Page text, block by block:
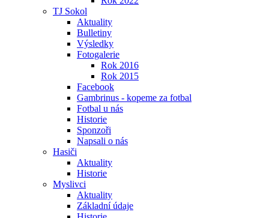
TJ Sokol
Aktuality
Bulletiny
Výsledky
Fotogalerie
Rok 2016
Rok 2015
Facebook
Gambrinus - kopeme za fotbal
Fotbal u nás
Historie
Sponzoři
Napsali o nás
Hasiči
Aktuality
Historie
Myslivci
Aktuality
Základní údaje